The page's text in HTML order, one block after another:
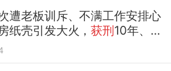
万余元
遭老板训斥、不满工作安排心
纸壳引发大火，获刑10年、赔